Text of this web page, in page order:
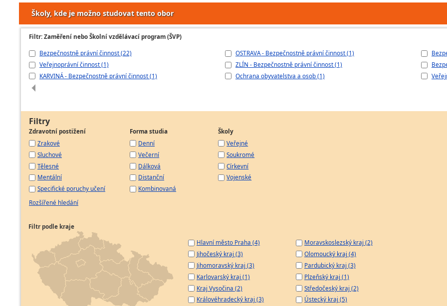
Školy, kde je možno studovat tento obor
Filtr: Zaměření nebo Školní vzdělávací program (ŠVP)
Bezpečnostně právní činnost (22)
Veřejnoprávní činnost (1)
KARVINÁ - Bezpečnostně právní činnost (1)
OSTRAVA - Bezpečnostně právní činnost (1)
ZLÍN - Bezpečnostně právní činnost (1)
Ochrana obyvatelstva a osob (1)
Filtry
Zdravotní postižení
Zrakové
Sluchové
Tělesné
Mentální
Specifické poruchy učení
Forma studia
Denní
Večerní
Dálková
Distanční
Kombinovaná
Školy
Veřejné
Soukromé
Církevní
Vojenské
Rozšířené hledání
Filtr podle kraje
Hlavní město Praha (4)
Jihočeský kraj (3)
Jihomoravský kraj (3)
Karlovarský kraj (1)
Kraj Vysočina (2)
Královéhradecký kraj (3)
Moravskoslezský kraj (2)
Olomoucký kraj (4)
Pardubický kraj (3)
Plzeňský kraj (1)
Středočeský kraj (2)
Ústecký kraj (5)